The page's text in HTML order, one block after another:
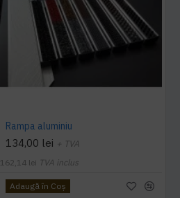
Rampa aluminiu
134,00 lei + TVA
162,14 lei TVA inclus
Adaugă în Coş